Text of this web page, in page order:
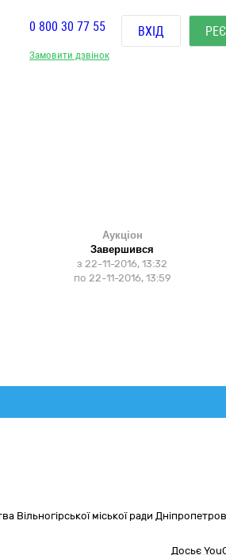
Замовити дзвінок
0 800 30 77 55 ВХІД
Аукціон
Завершився
з22-11-2016, 13:32
по 22-11-2016, 13:59
міської ради
Досьє